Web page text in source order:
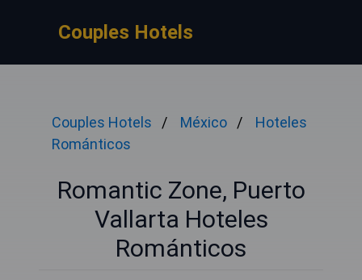
Couples Hotels
Couples Hotels México
Hoteles
Románticos
Romantic Zone, Puerto
Vallarta Hoteles
Románticos